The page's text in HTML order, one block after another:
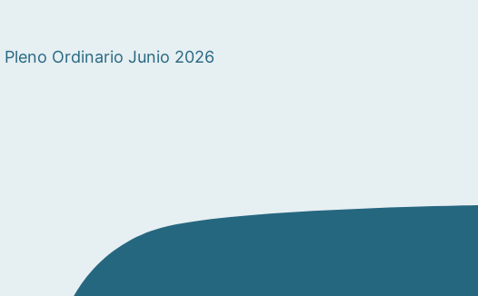
Pleno Ordinario Junio 2026